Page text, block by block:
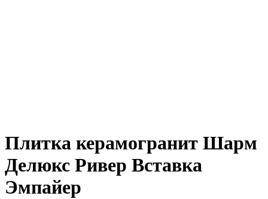
Плитка керамогранит Шарм
Делюкс Ривер Вставка
Эмпайер